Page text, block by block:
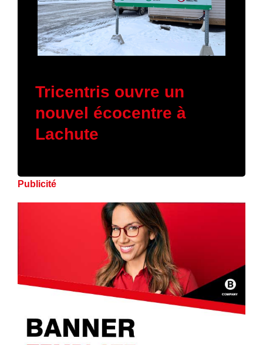
Tricentris ouvre un
nouvel écocentre à
Lachute
Publicité